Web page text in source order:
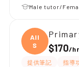
Male tutor/
All
S
$170/hr
提供筆記 指導